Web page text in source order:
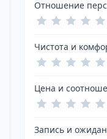
Отношение
Чистота и
Цена и
Запись и